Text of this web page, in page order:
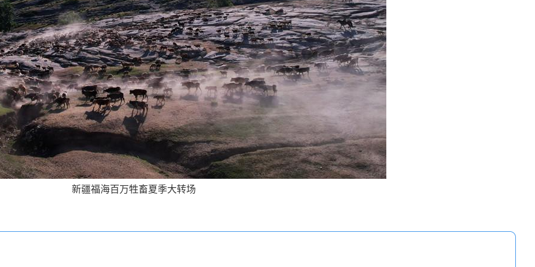
新疆福海百万牲畜夏季大转场